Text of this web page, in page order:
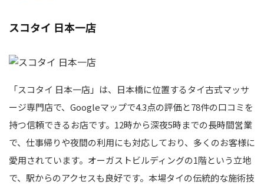
スコタイ 日本一店
「スコタイ 日本一店」は、日本橋に位置するタイ古式マッサ
ージ専門店で、Googleマップで4.3点の評価と78件の口コミを
持つ信頼できるお店です。12時から深夜5時までの長時間営業
で、仕事帰りや夜間の利用にも対応しており、多くのお客様に
愛用されています。オーガストビルディングの1階という立地
で、駅からのアクセスも良好です。本場タイの伝統的な施術技